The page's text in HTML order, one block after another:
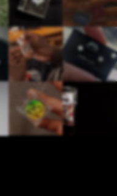
sia